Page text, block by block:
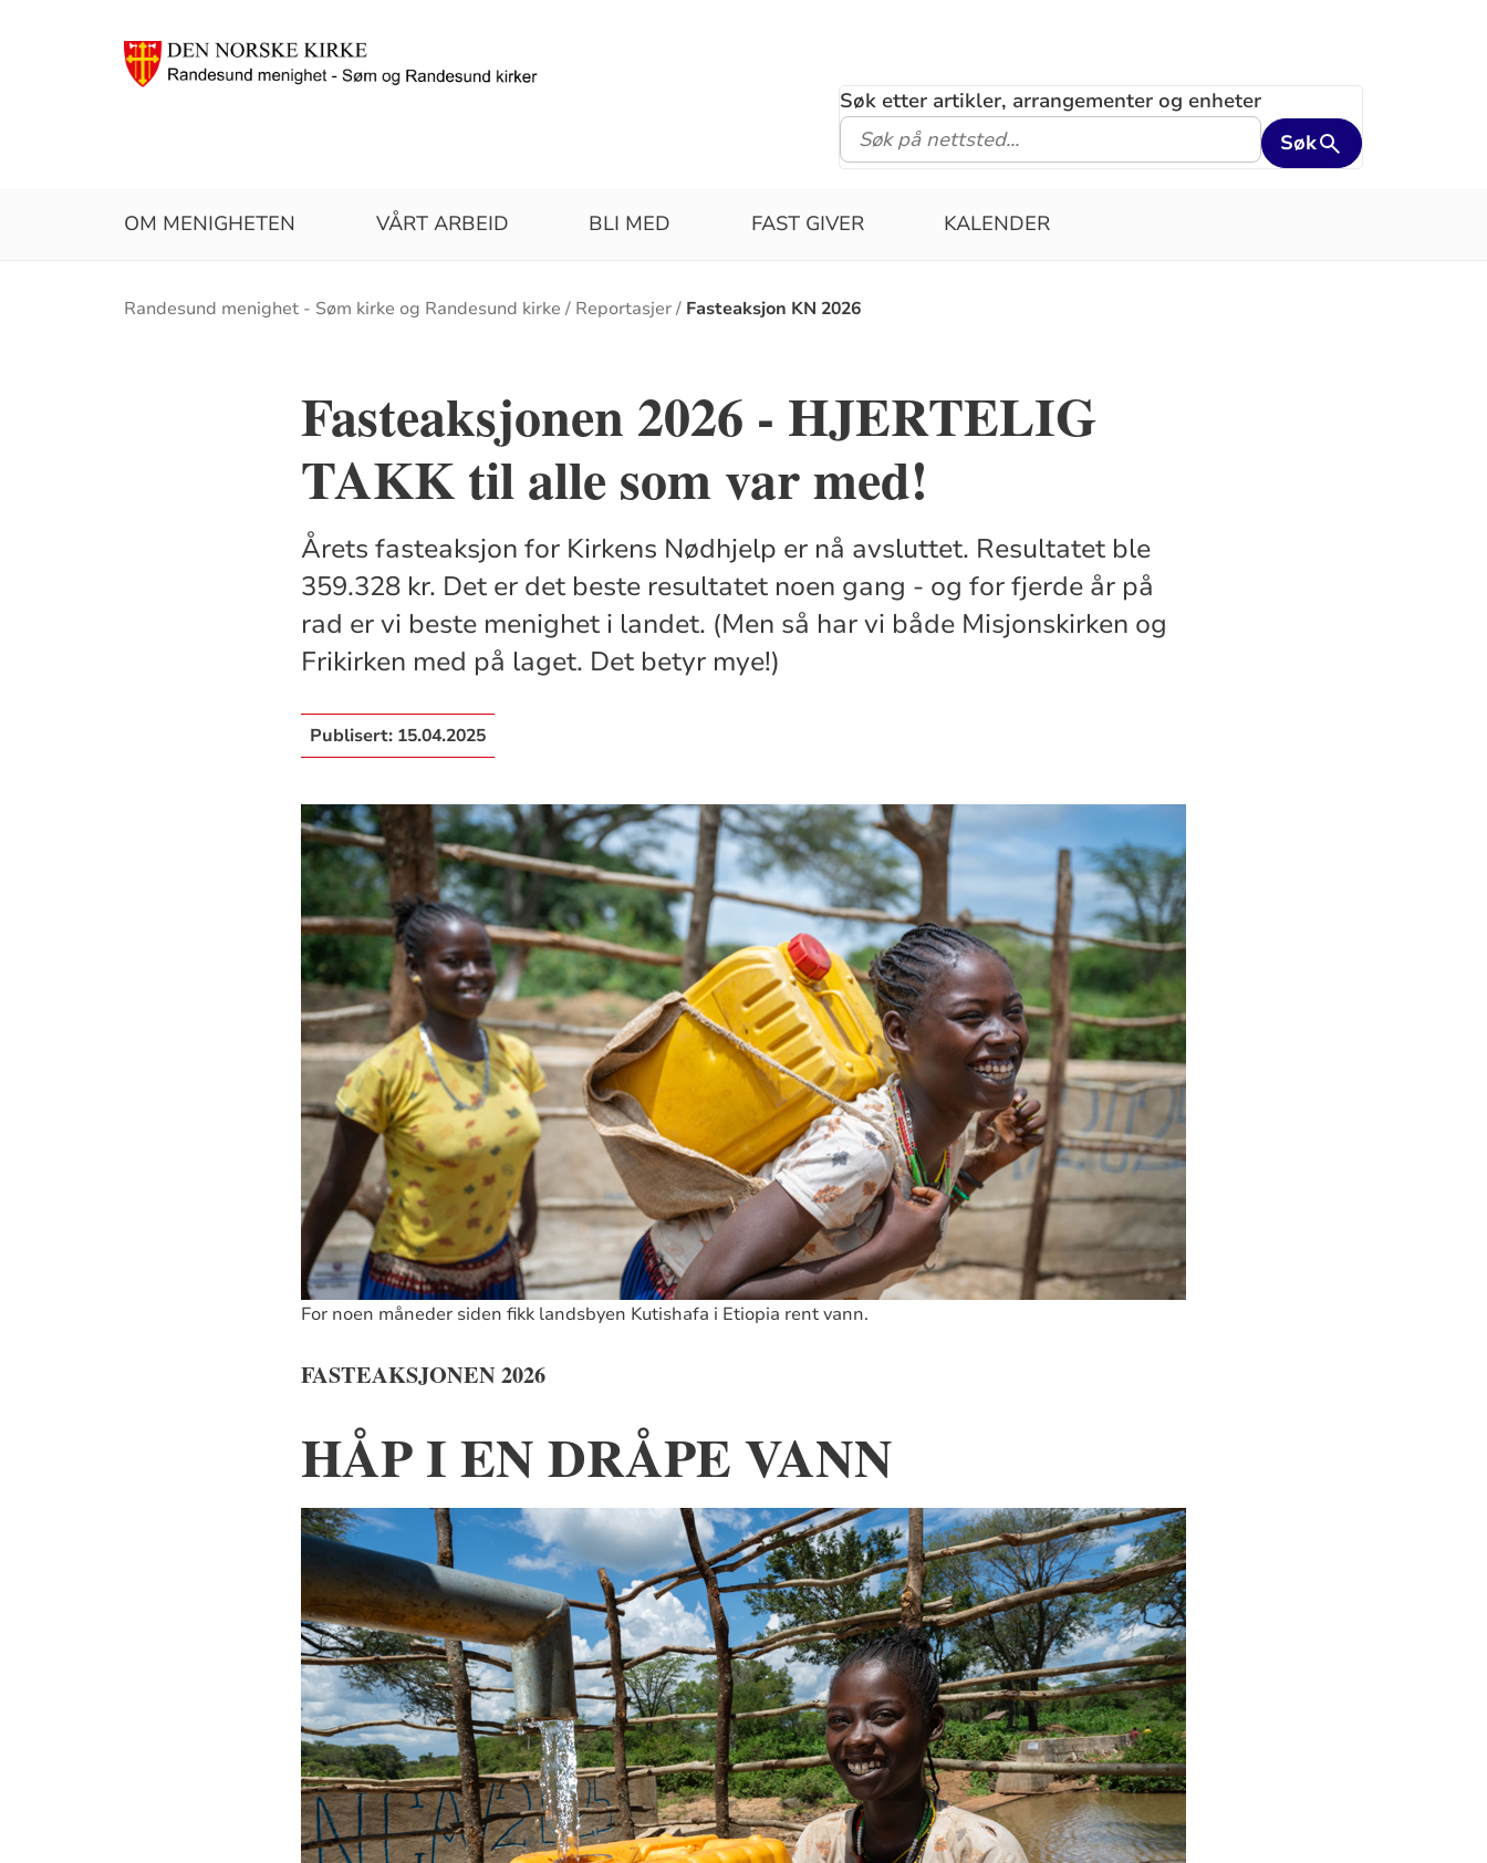
Søk etter artikler, arrangementer og enheter
Søk
OM MENIGHETEN VÅRT ARBEID BLI MED FAST GIVER KALENDER
Brødsmulesti
Randesund menighet - Søm kirke og Randesund kirke Reportasjer Fasteaksjon KN 2026
Fasteaksjonen 2026 - HJERTELIG
TAKK til alle som var med!
Årets fasteaksjon for Kirkens Nødhjelp er nå avsluttet. Resultatet ble
359.328 kr. Det er det beste resultatet noen gang - og for fjerde år på
rad er vi beste menighet i landet. (Men så har vi både Misjonskirken og
Frikirken med på laget. Det betyr mye!)
Publisert: 15.04.2025
For noen måneder siden fikk landsbyen Kutishafa i Etiopia rent vann.
FASTEAKSJONEN 2026
HÅP I EN DRÅPE VANN